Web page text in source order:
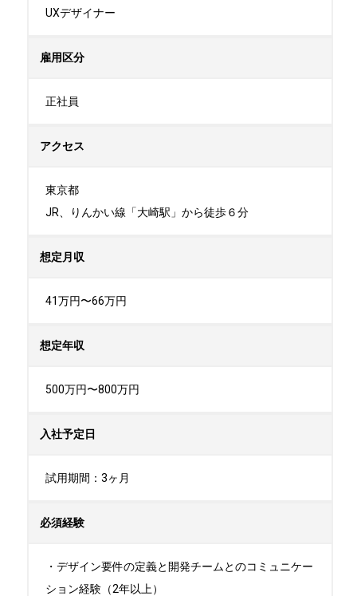
UXデザイナー
雇用区分
正社員
アクセス
東京都
JR、りんかい線「大崎駅」から徒歩６分
想定月収
41万円〜66万円
想定年収
500万円〜800万円
入社予定日
試用期間：3ヶ月
必須経験
・デザイン要件の定義と開発チームとのコミュニケー
ション経験（2年以上）